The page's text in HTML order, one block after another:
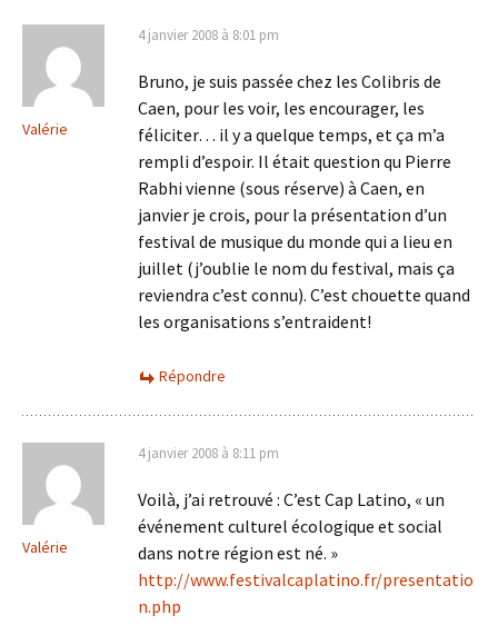
Valérie
4 janvier 2008 à 8:01 pm
Bruno, je suis passée chez les Colibris de
Caen, pour les voir, les encourager, les
féliciter… il y a quelque temps, et ça m’a
rempli d’espoir. Il était question qu Pierre
Rabhi vienne (sous réserve) à Caen, en
janvier je crois, pour la présentation d’un
festival de musique du monde qui a lieu en
juillet (j’oublie le nom du festival, mais ça
reviendra c’est connu). C’est chouette quand
les organisations s’entraident!
Répondre
Valérie
4 janvier 2008 à 8:11 pm
Voilà, j’ai retrouvé : C’est Cap Latino, « un
événement culturel écologique et social
dans notre région est né. »
http://www.festivalcaplatino.fr/presentatio
n.php